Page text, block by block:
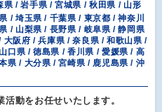
県 / 岩手県 / 宮城県 / 秋田県 / 山形
/ 埼玉県 / 千葉県 / 東京都 / 神奈川
/ 山梨県 / 長野県 / 岐阜県 / 静岡県
阪府 / 兵庫県 / 奈良県 / 和歌山県 /
口県 / 徳島県 / 香川県 / 愛媛県 / 高
県 / 大分県 / 宮崎県 / 鹿児島県 / 沖
動をお任せいたします。